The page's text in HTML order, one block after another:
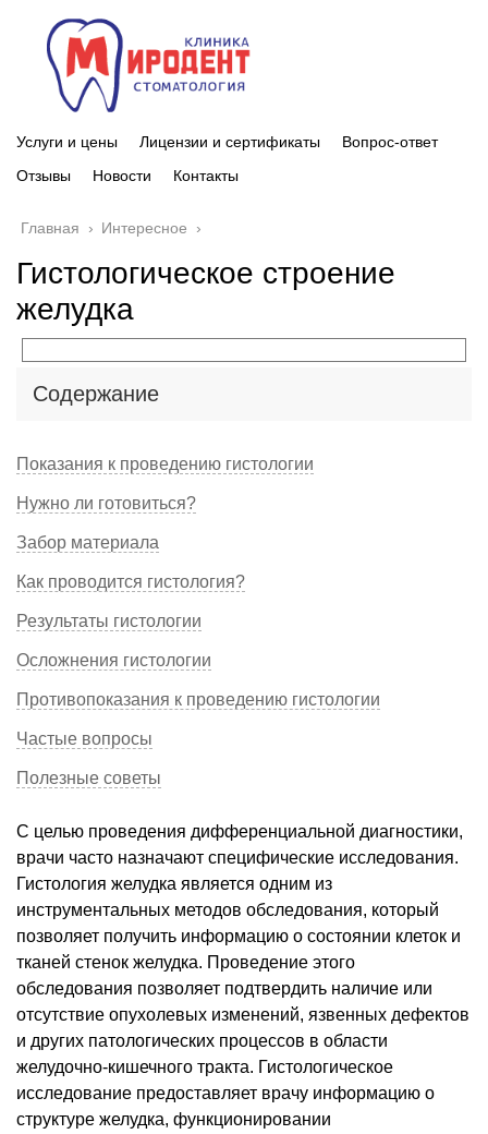
Услуги и цены Лицензии и сертификаты
Вопрос-ответ
Отзывы
Новости Контакты
Главная › Интересное ›
Гистологическое строение
желудка
Содержание
Показания к проведению гистологии
Нужно ли готовиться?
Забор материала
Как проводится гистология?
Результаты гистологии
Осложнения гистологии
Противопоказания к проведению гистологии
Частые вопросы
Полезные советы
С целью проведения дифференциальной диагностики,
врачи часто назначают специфические исследования.
Гистология желудка является одним из
инструментальных методов обследования, который
позволяет получить информацию о состоянии клеток и
тканей стенок желудка. Проведение этого
обследования позволяет подтвердить наличие или
отсутствие опухолевых изменений, язвенных дефектов
и других патологических процессов в области
желудочно-кишечного тракта. Гистологическое
исследование предоставляет врачу информацию о
структуре желудка, функционировании